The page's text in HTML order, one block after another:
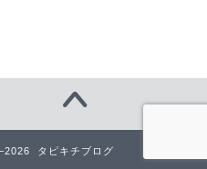
タピキチブログ